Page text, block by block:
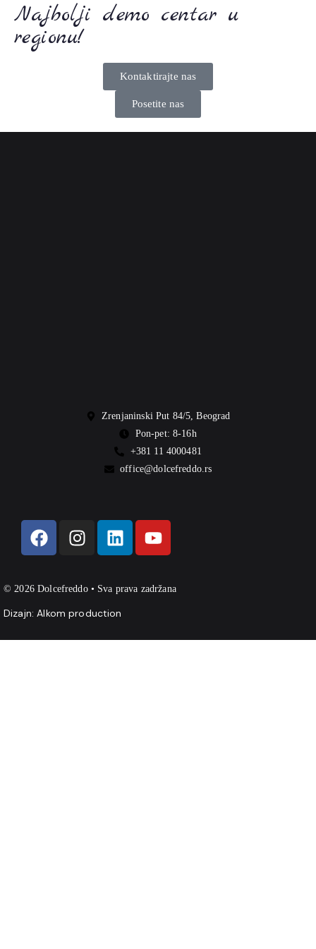
Najbolji demo centar u
regionu!
Kontaktirajte nas
Posetite nas
Zrenjaninski Put 84/5, Beograd
Pon-pet: 8-16h
+381 11 4000481
office@dolcefreddo.rs
© 2026 Dolcefreddo • Sva prava zadržana
Dizajn:Alkom production